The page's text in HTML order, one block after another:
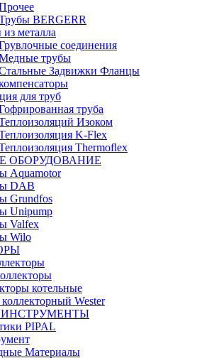
BERGERR
металла
соединения
трубы
Задвижки Фланцы
для труб
труба
Изоком
K-Flex
Thermoflex
ОБОРУДОВАНИЕ
Aquamotor
DAB
Grundfos
Unipump
Valfex
Wilo
котельные
Wester
ИНСТРУМЕНТЫ
PIPAL
Материалы